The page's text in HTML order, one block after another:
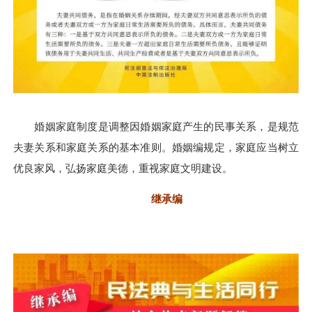
婚姻家庭制度是调整因婚姻家庭产生的民事关系，是规范
夫妻关系和家庭关系的基本准则。婚姻编规定，家庭应当树立
优良家风，弘扬家庭美德，重视家庭文明建设。
继承编